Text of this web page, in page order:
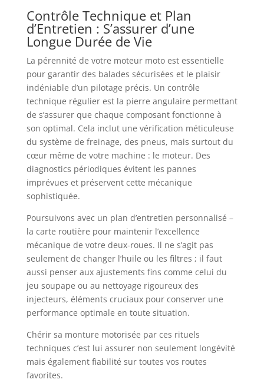
Contrôle Technique et Plan
d’Entretien : S’assurer d’une
Longue Durée de Vie
La pérennité de votre moteur moto est essentielle
pour garantir des balades sécurisées et le plaisir
indéniable d’un pilotage précis. Un contrôle
technique régulier est la pierre angulaire permettant
de s’assurer que chaque composant fonctionne à
son optimal. Cela inclut une vérification méticuleuse
du système de freinage, des pneus, mais surtout du
cœur même de votre machine : le moteur. Des
diagnostics périodiques évitent les pannes
imprévues et préservent cette mécanique
sophistiquée.
Poursuivons avec un plan d’entretien personnalisé –
la carte routière pour maintenir l’excellence
mécanique de votre deux-roues. Il ne s’agit pas
seulement de changer l’huile ou les filtres ; il faut
aussi penser aux ajustements fins comme celui du
jeu soupape ou au nettoyage rigoureux des
injecteurs, éléments cruciaux pour conserver une
performance optimale en toute situation.
Chérir sa monture motorisée par ces rituels
techniques c’est lui assurer non seulement longévité
mais également fiabilité sur toutes vos routes
favorites.